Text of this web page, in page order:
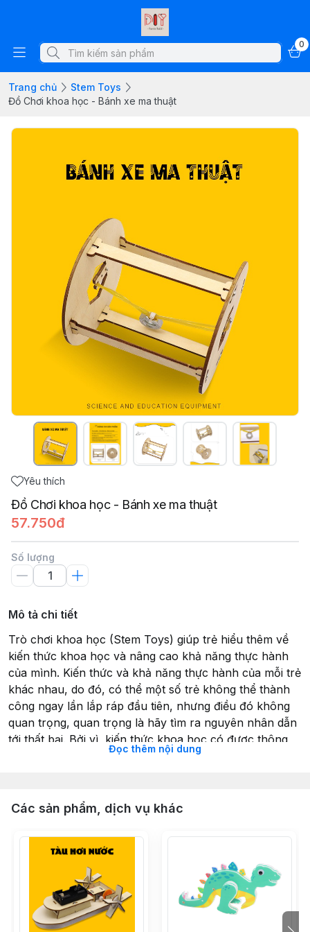
0
Trang chủ
Stem Toys
Đồ Chơi khoa học - Bánh xe ma thuật
Yêu thích
Đồ Chơi khoa học - Bánh xe ma thuật
57.750đ
Số lượng
Mô tả chi tiết
Trò chơi khoa học (Stem Toys) giúp trẻ hiểu thêm về
kiến thức khoa học và nâng cao khả năng thực hành
của mình. Kiến thức và khả năng thực hành của mỗi trẻ
khác nhau, do đó, có thể một số trẻ không thể thành
công ngay lần lắp ráp đầu tiên, nhưng điều đó không
quan trọng, quan trọng là hãy tìm ra nguyên nhân dẫn
tới thất bại. Bởi vì, kiến thức khoa học có được thông
qua vô vàn trải nghiệm và sự kiên trì học hỏi từ những
Bánh xe ma thuật
- Tên sản phẩm: Đồ Chơi khoa học - Magic wheel -
Bánh xe ma thuật
- Kích thước sau khi hoàn thành (DRC): 10.4 x 9.4 x
9.4cm
- Độ tuổi phù hợp: 6 – 12 tuổi
Đọc thêm nội dung
Các sản phẩm, dịch vụ khác